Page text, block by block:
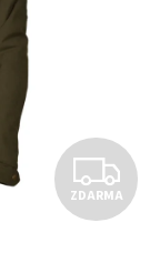
Z
D
ZDARMA